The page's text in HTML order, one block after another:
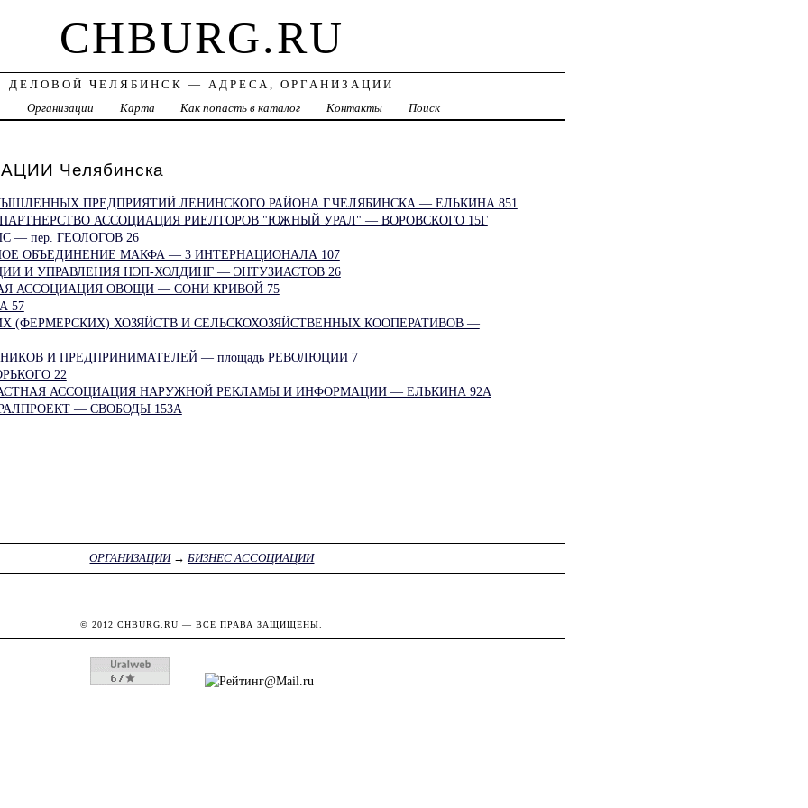
CHBURG.RU
ДЕЛОВОЙ ЧЕЛЯБИНСК — АДРЕСА, ОРГАНИЗАЦИИ
Организации Карта Как попасть в каталог Контакты Поиск
Челябинска
ПРЕДПРИЯТИЙ ЛЕНИНСКОГО РАЙОНА Г.ЧЕЛЯБИНСКА — ЕЛЬКИНА 851
АССОЦИАЦИЯ РИЕЛТОРОВ "ЮЖНЫЙ УРАЛ" — ВОРОВСКОГО 15Г
— пер. ГЕОЛОГОВ 26
ОБЪЕДИНЕНИЕ МАКФА — 3 ИНТЕРНАЦИОНАЛА 107
И УПРАВЛЕНИЯ НЭП-ХОЛДИНГ — ЭНТУЗИАСТОВ 26
АССОЦИАЦИЯ ОВОЩИ — СОНИ КРИВОЙ 75
57
(ФЕРМЕРСКИХ) ХОЗЯЙСТВ И СЕЛЬСКОХОЗЯЙСТВЕННЫХ КООПЕРАТИВОВ —
И ПРЕДПРИНИМАТЕЛЕЙ — площадь РЕВОЛЮЦИИ 7
22
АССОЦИАЦИЯ НАРУЖНОЙ РЕКЛАМЫ И ИНФОРМАЦИИ — ЕЛЬКИНА 92А
— СВОБОДЫ 153А
ОРГАНИЗАЦИИ→БИЗНЕС АССОЦИАЦИИ
© 2012CHBURG.RU — ВСЕ ПРАВА ЗАЩИЩЕНЫ.